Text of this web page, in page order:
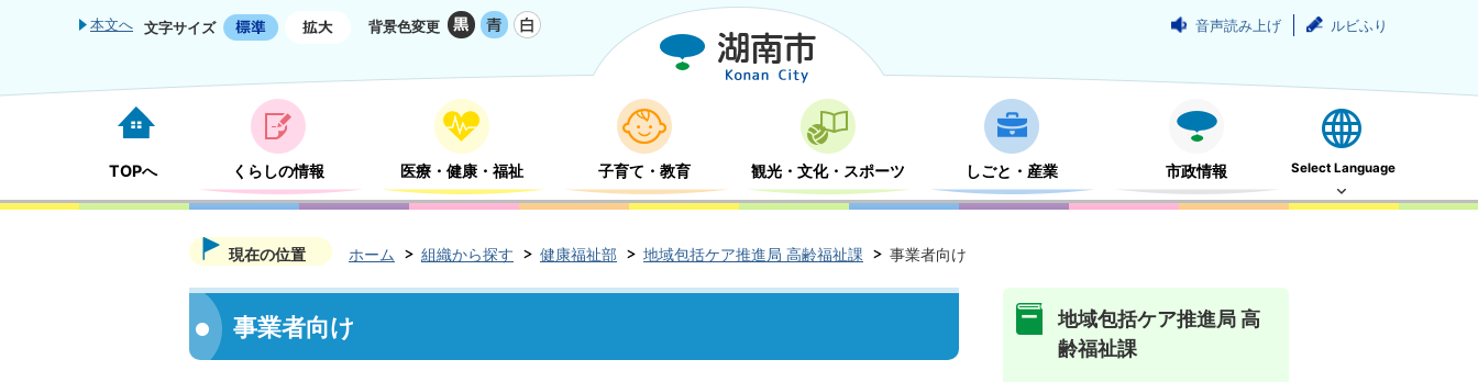
本文へ 文字サイズ 背景色変更 音声読み上げ ルビふり
TOPへ くらしの情報 医療・健康・福祉 子育て・教育 観光・文化・スポーツ しごと・産業 市政情報 Select Language
現在の位置 ホーム 組織から探す 健康福祉部 地域包括ケア推進局 高齢福祉課 事業者向け
事業者向け
地域包括ケア推進局 高
齢福祉課